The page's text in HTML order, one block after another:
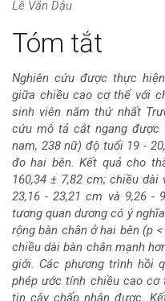
Lê Văn Dậu
Nội
dung
chính
của
bài
viết
Tóm tắt
Nghiên cứu được thực
giữa chiều cao cơ thể với
sinh viên năm thứ nhất
cứu mô tả cắt ngang được
nam, 238 nữ) độ tuổi 19 -
đo hai bên. Kết quả cho
160,34 ± 7,82 cm; chiều
23,16 - 23,21 cm và 9,26 -
tương quan dương có ý
rộng bàn chân ở hai bên (p
chiều dài bàn chân mạnh
giới. Các phương trình hồi
phép ước tính chiều cao
tin cậy chấp nhận được.